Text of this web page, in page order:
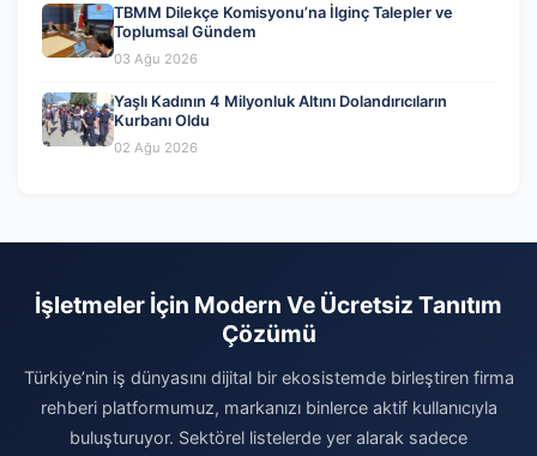
TBMM Dilekçe Komisyonu’na İlginç Talepler ve
Toplumsal Gündem
03 Ağu 2026
Yaşlı Kadının 4 Milyonluk Altını Dolandırıcıların
Kurbanı Oldu
02 Ağu 2026
İşletmeler İçin Modern Ve Ücretsiz Tanıtım
Çözümü
Türkiye’nin iş dünyasını dijital bir ekosistemde birleştiren firma
rehberi platformumuz, markanızı binlerce aktif kullanıcıyla
buluşturuyor. Sektörel listelerde yer alarak sadece